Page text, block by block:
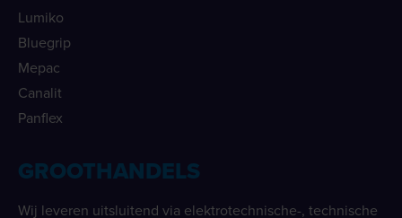
Lumiko
Bluegrip
Mepac
Canalit
Panflex
GROOTHANDELS
Wij leveren uitsluitend via elektrotechnische-, technische